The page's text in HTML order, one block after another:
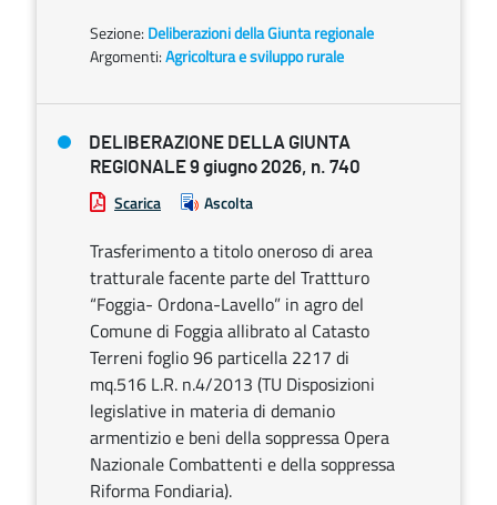
Sezione: Deliberazioni della Giunta regionale
Argomenti:Agricoltura e sviluppo rurale
DELIBERAZIONE DELLA GIUNTA
REGIONALE 9 giugno 2026, n. 740
Scarica Ascolta
Trasferimento a titolo oneroso di area
tratturale facente parte del Trattturo
“Foggia- Ordona-Lavello” in agro del
Comune di Foggia allibrato al Catasto
Terreni foglio 96 particella 2217 di
mq.516 L.R. n.4/2013 (TU Disposizioni
legislative in materia di demanio
armentizio e beni della soppressa Opera
Nazionale Combattenti e della soppressa
Riforma Fondiaria).